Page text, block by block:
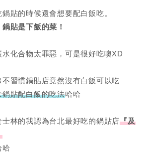
貼的時候還會想要配白飯吃。
鍋貼是下飯的菜！
化合物太罪惡，可是很好吃噢XD
習慣鍋貼店竟然沒有白飯可以吃
鍋貼配白飯的吃法哈哈
林的我認為台北最好吃的鍋貼店『及
哈